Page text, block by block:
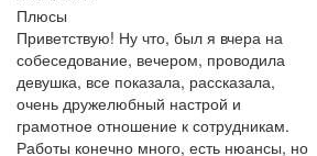
Плюсы
Приветствую! Ну что, был я вчера на
собеседование, вечером, проводила
девушка, все показала, рассказала,
очень дружелюбный настрой и
грамотное отношение к сотрудникам.
Работы конечно много, есть нюансы, но